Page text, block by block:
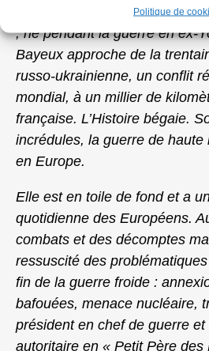
Politique de
; né pendant la guerre en ex-
Bayeux approche de la
russo-ukrainienne, un conflit
mondial, à un millier de
française. L’Histoire bégaie.
incrédules, la guerre de haute
en Europe.
Elle est en toile de fond et a
quotidienne des Européens.
combats et des décomptes
ressuscité des
fin de la guerre froide :
bafouées, menace nucléaire,
président en chef de guerre et
autoritaire en « Petit